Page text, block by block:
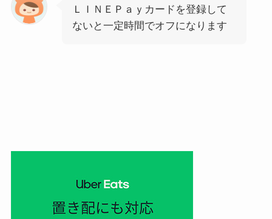
ＬＩＮＥＰａｙカードを登録して
ないと一定時間でオフになります